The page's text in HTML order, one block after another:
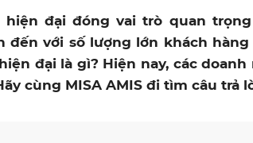
hiện đại đóng vai trò quan
đến với số lượng lớn khách
đại là gì? Hiện nay, các
cùng MISA AMIS đi tìm câu trả